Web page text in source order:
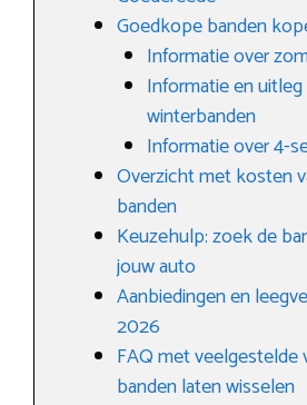
Goedkope banden
Informatie over
Informatie en
winterbanden
Informatie over 4-
Overzicht met kosten
banden
Keuzehulp: zoek de
jouw auto
Aanbiedingen en
2026
FAQ met veelgestelde
banden laten wisselen